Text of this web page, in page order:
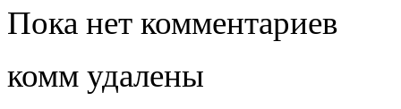
Пока нет комментариев
комм удалены